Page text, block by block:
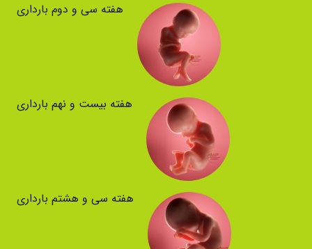
هفته سی و دوم بارداری
هفته بیست و نهم بارداری
هفته سی و هشتم بارداری